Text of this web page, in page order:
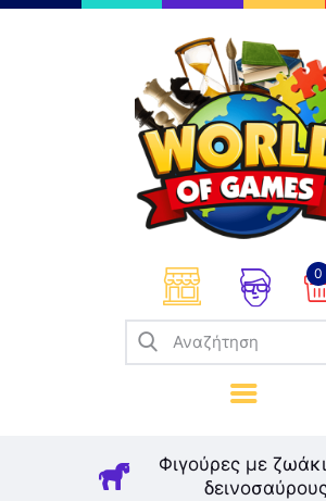
0
Φιγούρες με
Επιτραπέζια
Παζλ
Παιχνίδια Καρτών
Σπαζοκεφαλιές
Κατασκευές
Καλλιτεχνικά
Μοντελισμός
Βιβλία
Παιχνίδια Ρόλων